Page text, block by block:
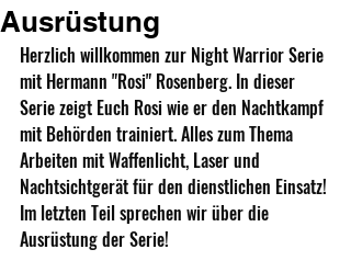
Ausrüstung
Herzlich willkommen zur Night Warrior Serie
mit Hermann "Rosi" Rosenberg. In dieser
Serie zeigt Euch Rosi wie er den Nachtkampf
mit Behörden trainiert. Alles zum Thema
Arbeiten mit Waffenlicht, Laser und
Nachtsichtgerät für den dienstlichen Einsatz!
Im letzten Teil sprechen wir über die
Ausrüstung der Serie!